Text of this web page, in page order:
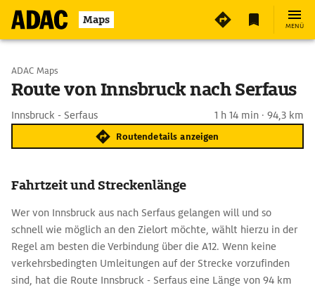
Maps MENÜ
Start wählen
ADAC Maps
Route von Innsbruck nach Serfaus
Innsbruck - Serfaus 1 h 14 min · 94,3 km
Routendetails anzeigen
Fahrtzeit und Streckenlänge
Wer von Innsbruck aus nach Serfaus gelangen will und so
schnell wie möglich an den Zielort möchte, wählt hierzu in der
Regel am besten die Verbindung über die A12. Wenn keine
verkehrsbedingten Umleitungen auf der Strecke vorzufinden
sind, hat die Route Innsbruck - Serfaus eine Länge von 94 km